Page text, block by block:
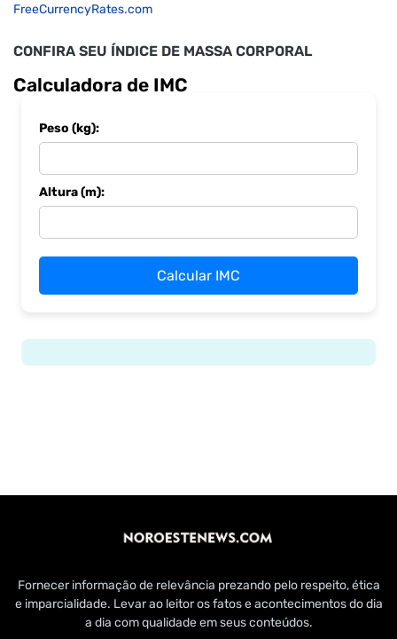
FreeCurrencyRates.com
CONFIRA SEU ÍNDICE DE MASSA CORPORAL
Calculadora de IMC
Peso (kg):
Altura (m):
Calcular IMC
Fornecer informação de relevância prezando pelo respeito, ética
e imparcialidade. Levar ao leitor os fatos e acontecimentos do dia
a dia com qualidade em seus conteúdos.